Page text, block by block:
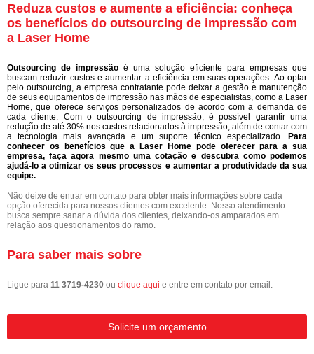
Reduza custos e aumente a eficiência: conheça
os benefícios do outsourcing de impressão com
a Laser Home
Outsourcing de impressão é uma solução eficiente para empresas que
buscam reduzir custos e aumentar a eficiência em suas operações. Ao optar
pelo outsourcing, a empresa contratante pode deixar a gestão e manutenção
de seus equipamentos de impressão nas mãos de especialistas, como a Laser
Home, que oferece serviços personalizados de acordo com a demanda de
cada cliente. Com o outsourcing de impressão, é possível garantir uma
redução de até 30% nos custos relacionados à impressão, além de contar com
a tecnologia mais avançada e um suporte técnico especializado. Para
conhecer os benefícios que a Laser Home pode oferecer para a sua
empresa, faça agora mesmo uma cotação e descubra como podemos
ajudá-lo a otimizar os seus processos e aumentar a produtividade da sua
equipe.
Não deixe de entrar em contato para obter mais informações sobre cada
opção oferecida para nossos clientes com excelente. Nosso atendimento
busca sempre sanar a dúvida dos clientes, deixando-os amparados em
relação aos questionamentos do ramo.
Para saber mais sobre
Ligue para 11 3719-4230 ou clique aqui e entre em contato por email.
Solicite um orçamento